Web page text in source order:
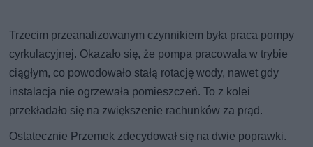
Trzecim przeanalizowanym czynnikiem była praca pompy
cyrkulacyjnej. Okazało się, że pompa pracowała w trybie
ciągłym, co powodowało stałą rotację wody, nawet gdy
instalacja nie ogrzewała pomieszczeń. To z kolei
przekładało się na zwiększenie rachunków za prąd.
Ostatecznie Przemek zdecydował się na dwie poprawki.